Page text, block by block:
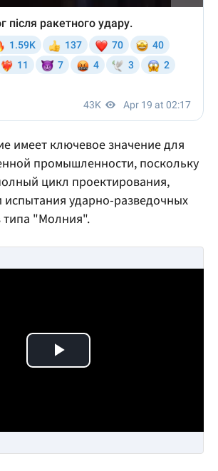
имеет ключевое значение для
промышленности, поскольку
цикл проектирования,
испытания ударно-разведочных
типа "Молния".
Play Video